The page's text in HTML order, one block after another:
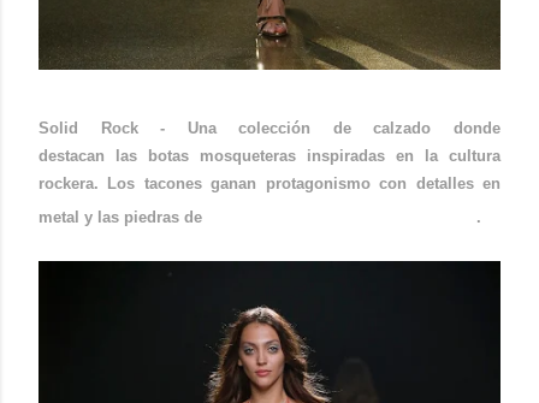
Solid Rock - Una colección de calzado donde
destacan las botas mosqueteras inspiradas en la cultura
rockera. Los tacones ganan protagonismo con detalles en
metal y las piedras de
.